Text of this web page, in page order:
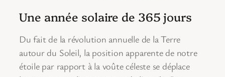
Une année solaire de 365 jours
Du fait de la révolution annuelle de la Terre
autour du Soleil, la position apparente de notre
étoile par rapport à la voûte céleste se déplace